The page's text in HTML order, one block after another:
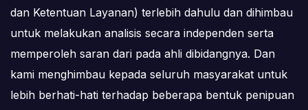
dan Ketentuan Layanan) terlebih dahulu dan dihimbau
untuk melakukan analisis secara independen serta
memperoleh saran dari pada ahli dibidangnya. Dan
kami menghimbau kepada seluruh masyarakat untuk
lebih berhati-hati terhadap beberapa bentuk penipuan